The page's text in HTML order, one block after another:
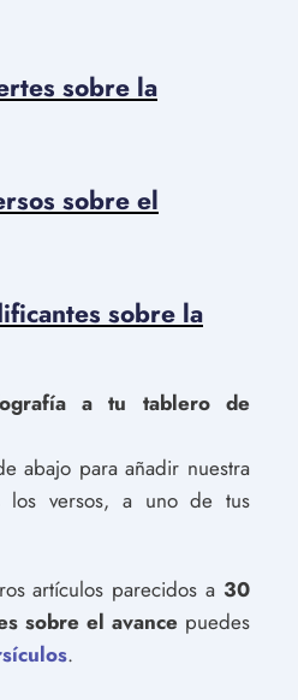
sobre la
sobre el
sobre la
a tu tablero de
abajo para añadir nuestra
los versos, a uno de tus
artículos parecidos a 30
sobre el avance puedes
.